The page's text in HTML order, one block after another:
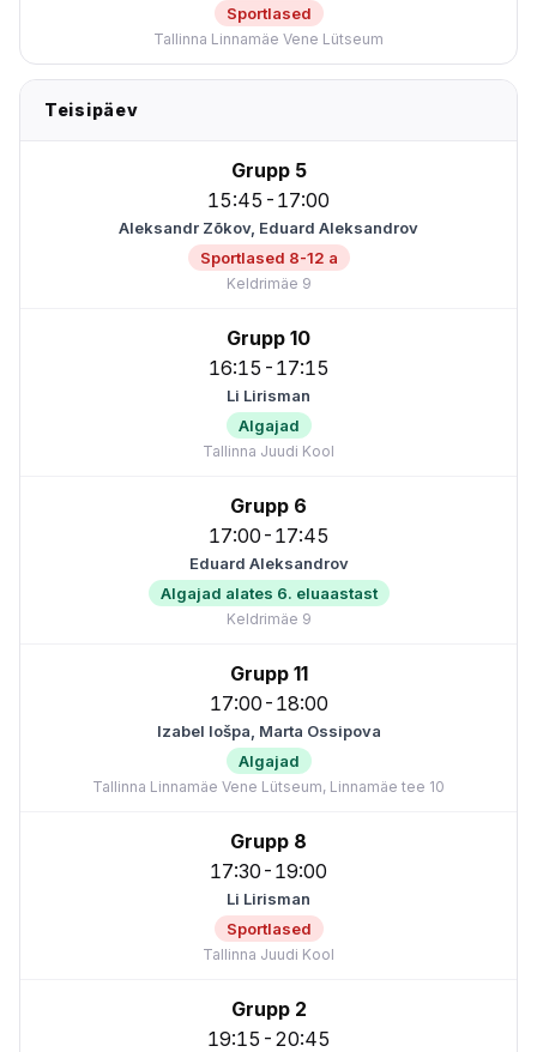
Sportlased
Tallinna Linnamäe Vene Lütseum
Teisipäev
15:45-17:00
Grupp 5
Sportlased 8-12 a
Aleksandr Zõkov, Eduard Aleksandrov
Keldrimäe 9
16:15-17:15
Grupp 10
Algajad
Li Lirisman
Tallinna Juudi Kool
17:00-17:45
Grupp 6
Algajad alates 6. eluaastast
Eduard Aleksandrov
Keldrimäe 9
17:00-18:00
Grupp 11
Algajad
Izabel Iošpa, Marta Ossipova
Tallinna Linnamäe Vene Lütseum, Linnamäe tee 10
17:30-19:00
Grupp 8
Sportlased
Li Lirisman
Tallinna Juudi Kool
19:15-20:45
Grupp 2